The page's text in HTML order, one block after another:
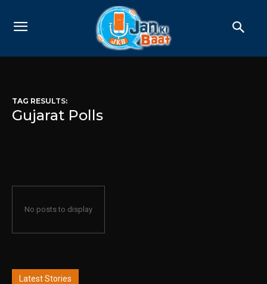
TAG RESULTS:
Gujarat Polls
No posts to display
Latest Stories